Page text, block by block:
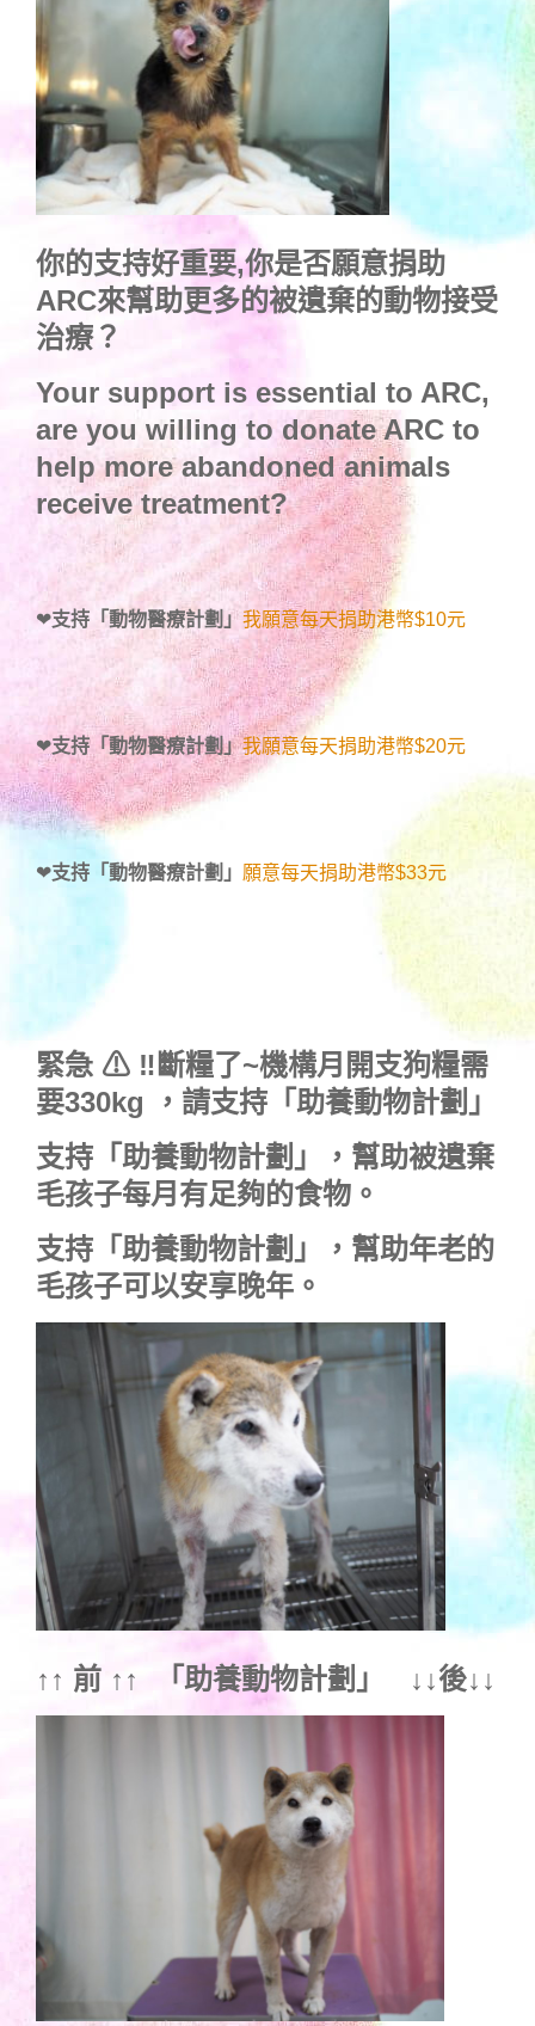
你的支持好重要,你是否願意捐助
ARC來幫助更多的被遺棄的動物接受
治療？
Your support is essential to ARC,
are you willing to donate ARC to
help more abandoned animals
receive treatment?
❤支持「動物醫療計劃」我願意每天捐助港幣$10元
❤支持「動物醫療計劃」我願意每天捐助港幣$20元
❤支持「動物醫療計劃」 願意每天捐助港幣$33元
緊急 ⚠ ‼斷糧了~機構月開支狗糧需
要330kg ， 請支持「助養動物計劃」
支持 「助養動物計劃」
，幫助被遺棄
毛孩子每月有足夠的食物。
支持 「助養動物計劃」
，幫助年老的
毛孩子可以安享晚年。
↑↑ 前 ↑↑ 「助養動物計劃 」 ↓↓後↓↓